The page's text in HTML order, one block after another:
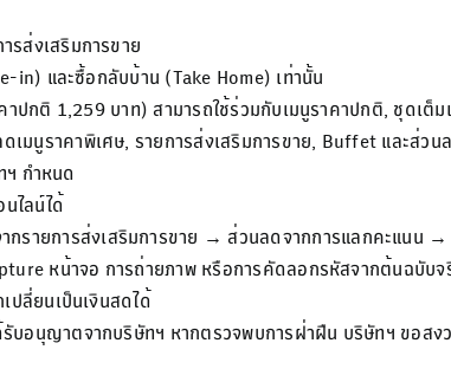
รส่งเสริมการขาย
in) และซื้อกลับบ้าน (Take Home) เท่านั้น
ปกติ 1,259 บาท) สามารถใช้ร่วมกับเมนูราคาปกติ, ชุดเต็
นูราคาพิเศษ, รายการส่งเสริมการขาย, Buffet และส่ว
ฯ กำหนด
ไลน์ได้
รายการส่งเสริมการขาย → ส่วนลดจากการแลกคะแนน
หน้าจอ การถ่ายภาพ หรือการคัดลอกรหัสจากต้นฉบับ
ปลี่ยนเป็นเงินสดได้
บอนุญาตจากบริษัทฯ หากตรวจพบการฝ่าฝืน บริษัทฯ ขอส